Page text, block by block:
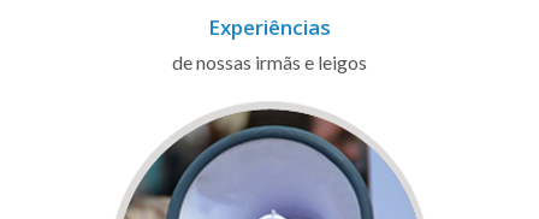
Experiências
de nossas irmãs e leigos